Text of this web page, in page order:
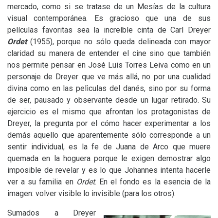
mercado, como si se tratase de un Mesías de la cultura
visual contemporánea. Es gracioso que una de sus
películas favoritas sea la increíble cinta de Carl Dreyer
Ordet (1955), porque no sólo queda delineada con mayor
claridad su manera de entender el cine sino que también
nos permite pensar en José Luis Torres Leiva como en un
personaje de Dreyer que ve más allá, no por una cualidad
divina como en las pelìculas del danés, sino por su forma
de ser, pausado y observante desde un lugar retirado. Su
ejercicio es el mismo que afrontan los protagonistas de
Dreyer, la pregunta por el cómo hacer experimentar a los
demás aquello que aparentemente sólo corresponde a un
sentir individual, es la fe de Juana de Arco que muere
quemada en la hoguera porque le exigen demostrar algo
imposible de revelar y es lo que Johannes intenta hacerle
ver a su familia en Ordet. En el fondo es la esencia de la
imagen: volver visible lo invisible (para los otros).
Sumados a Dreyer